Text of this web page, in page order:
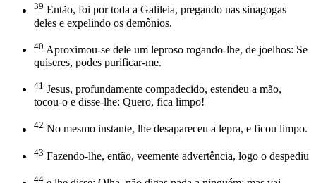
39 Então, foi por toda a Galileia, pregando nas sinagogas
deles e expelindo os demônios.
40 Aproximou-se dele um leproso rogando-lhe, de joelhos: Se
quiseres, podes purificar-me.
41 Jesus, profundamente compadecido, estendeu a mão,
tocou-o e disse-lhe: Quero, fica limpo!
42 No mesmo instante, lhe desapareceu a lepra, e ficou limpo.
43 Fazendo-lhe, então, veemente advertência, logo o despediu
44